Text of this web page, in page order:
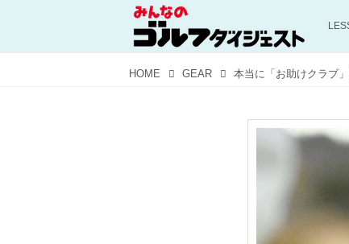
HOME GEAR